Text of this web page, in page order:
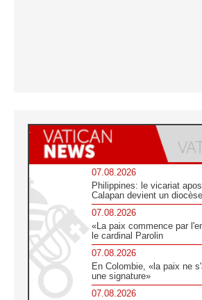
07.08.2026
Philippines: le vicariat
Calapan devient un diocèse
07.08.2026
«La paix commence par
le cardinal Parolin
07.08.2026
En Colombie, «la paix ne
une signature»
07.08.2026